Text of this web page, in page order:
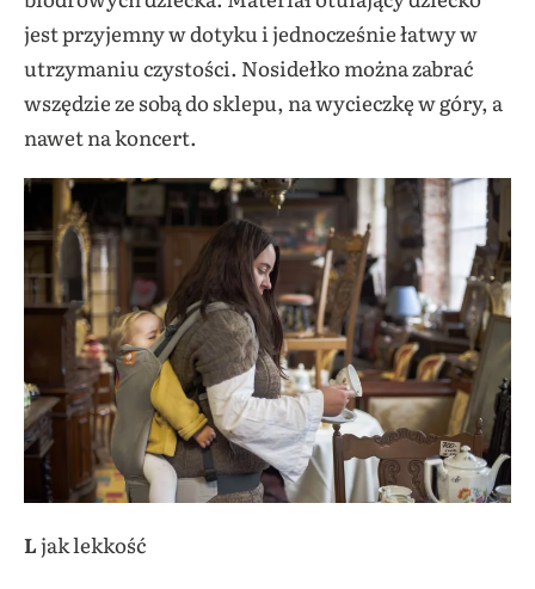
jest przyjemny w dotyku i jednocześnie łatwy w
utrzymaniu czystości. Nosidełko można zabrać
wszędzie ze sobą do sklepu, na wycieczkę w góry, a
nawet na koncert.
Ljak lekkość